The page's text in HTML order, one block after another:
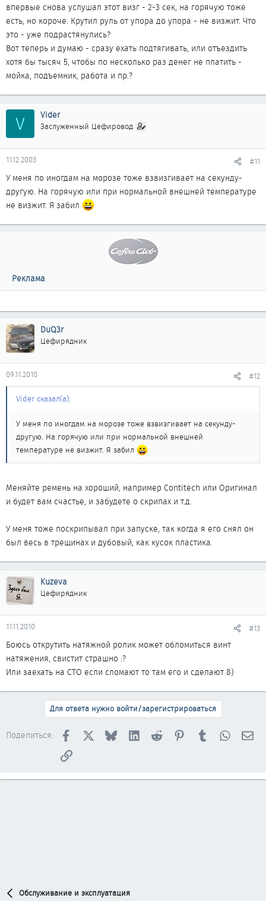
впервые снова услушал этот визг - 2-3 сек, на горячую тоже
есть, но короче. Крутил руль от упора до упора - не визжит. Что
это - уже подрастянулись?
Вот теперь и думаю - сразу ехать подтягивать, или отъездить
хотя бы тысяч 5, чтобы по несколько раз денег не платить -
мойка, подъемник, работа и пр.?
V Vider
Заслуженный Цефировод
11.12.2003 #11
У меня по иногдам на морозе тоже взвизгивает на секунду-
другую. На горячую или при нормальной внешней температуре
не визжит. Я забил
Реклама
DuQ3r
Цефирядник
09.11.2010 #12
Vider сказал(а):
У меня по иногдам на морозе тоже взвизгивает на секунду-
другую. На горячую или при нормальной внешней
температуре не визжит. Я забил
Меняйте ремень на хороший, например Contitech или Оригинал
и будет вам счастье, и забудете о скрипах и т.д.
У меня тоже поскрипывал при запуске, так когда я его снял он
был весь в трещинах и дубовый, как кусок пластика.
Kuzeva
Цефирядник
11.11.2010 #13
Боюсь открутить натяжной ролик может обломиться винт
натяжения, свистит страшно :?
Или заехать на СТО если сломают то там его и сделают 8)
Для ответа нужно войти/зарегистрироваться
Поделиться: Facebook BlueskyLinkedInReddit PinterestTumblr
Ссылка
Обслуживание и эксплуатация